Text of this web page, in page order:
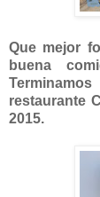
Que mejor
buena
restaurante
2015.